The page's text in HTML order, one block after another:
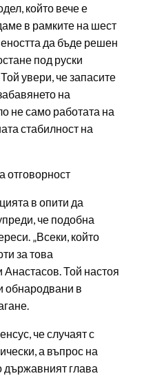
който вече е
в рамките на шест
да бъде решен
под руски
увери, че запасите
на
не само работата на
стабилност на
отговорност
в опити да
че подобна
„Всеки, който
за това
Анастасов. Той настоя
обнародвани в
че случаят с
а въпрос на
държавният глава